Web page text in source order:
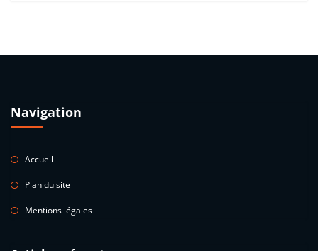
Navigation
Accueil
Plan du site
Mentions légales